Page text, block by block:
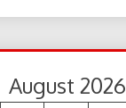
August 2026